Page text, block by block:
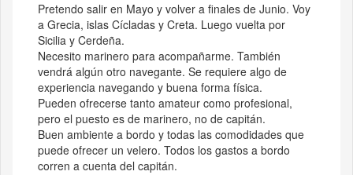
Pretendo salir en Mayo y volver a finales de Junio. Voy
a Grecia, islas Cícladas y Creta. Luego vuelta por
Sicilia y Cerdeña.
Necesito marinero para acompañarme. También
vendrá algún otro navegante. Se requiere algo de
experiencia navegando y buena forma física.
Pueden ofrecerse tanto amateur como profesional,
pero el puesto es de marinero, no de capitán.
Buen ambiente a bordo y todas las comodidades que
puede ofrecer un velero. Todos los gastos a bordo
corren a cuenta del capitán.